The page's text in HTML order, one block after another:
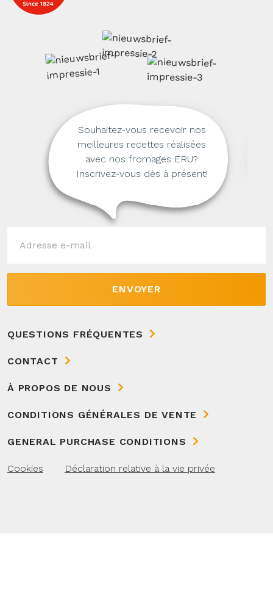
QUESTIONS FRÉQUENTES
CONTACT
À PROPOS DE NOUS
CONDITIONS GÉNÉRALES DE VENTE
GENERAL PURCHASE CONDITIONS
Cookies Déclaration relative à la vie privée
Souhaitez-vous recevoir nos
meilleures recettes réalisées
avec nos fromages ERU?
Inscrivez-vous dès à présent!
ENVOYER